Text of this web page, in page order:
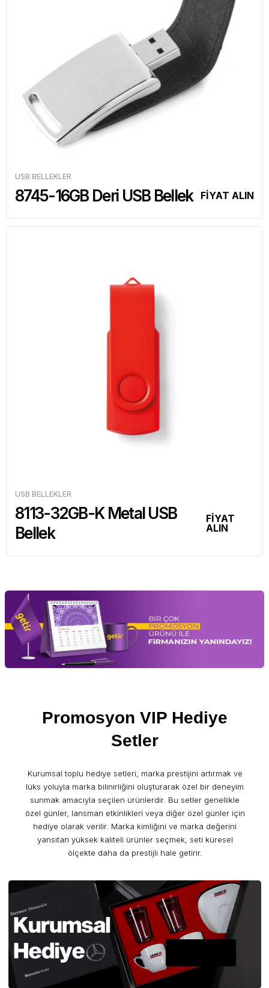
USB BELLEKLER
8745-16GB Deri USB Bellek FİYAT ALIN
USB BELLEKLER
8113-32GB-K Metal USB
Bellek
FİYAT
ALIN
Promosyon VIP Hediye
Setler
Kurumsal toplu hediye setleri, marka prestijini artırmak ve
lüks yoluyla marka bilinirliğini oluşturarak özel bir deneyim
sunmak amacıyla seçilen ürünlerdir. Bu setler genellikle
özel günler, lansman etkinlikleri veya diğer özel günler için
hediye olarak verilir. Marka kimliğini ve marka değerini
yansıtan yüksek kaliteli ürünler seçmek, seti küresel
ölçekte daha da prestijli hale getirir.